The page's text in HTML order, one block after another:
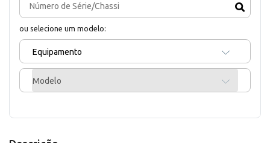
ou selecione um modelo:
Equipamento
Modelo